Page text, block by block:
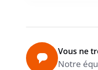
Vous ne
Notre